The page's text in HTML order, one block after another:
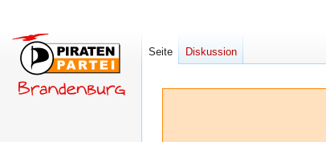
Seite Diskussion